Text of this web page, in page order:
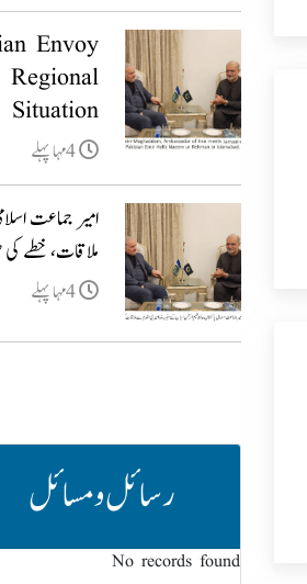
Envoy
Regional
Situation
4مہا پہلے
امیر جماعت
ملاقات، خطے کی
4مہا پہلے
رسائل و مسائل
No records found